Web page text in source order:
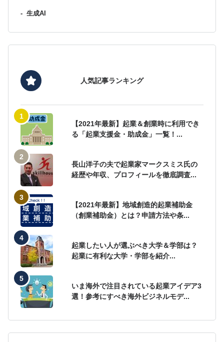
- 生成AI
人気記事ランキング
【2021年最新】起業＆創業時に利用でき
る「起業支援金・助成金」一覧！...
長山洋子の夫で起業家マークスミス氏の
経歴や年収、プロフィールを徹底調査...
【2021年最新】地域創造的起業補助金
（創業補助金）とは？申請方法や条...
起業したい人が選ぶべき大学＆学部は？
起業に有利な大学・学部を紹介...
いま海外で注目されている起業アイデア3
選！参考にすべき海外ビジネルモデ...